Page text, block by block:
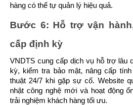
hàng có thể tự quản lý hiệu quả.
Bước 6: Hỗ trợ vận
cấp định kỳ
VNDTS cung cấp dịch vụ hỗ trợ lâu
kỳ, kiểm tra bảo mật, nâng cấp
thuật 24/7 khi gặp sự cố. Website
nhật công nghệ mới và hoạt động
trải nghiệm khách hàng tối ưu.